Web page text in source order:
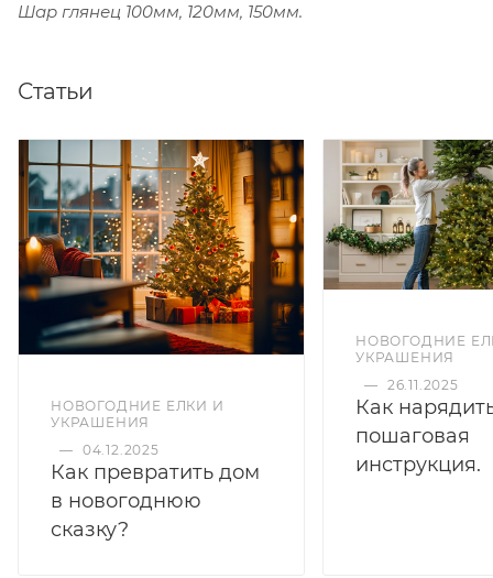
Шар глянец 100мм, 120мм, 150мм.
Статьи
НОВОГОДНИЕ ЕЛКИ И
УКРАШЕНИЯ
— 04.12.2025
Как превратить дом
в новогоднюю
сказку?
НОВОГОДНИЕ
УКРАШЕНИЯ
— 26.11.2025
Как
пошаговая
инструкция.